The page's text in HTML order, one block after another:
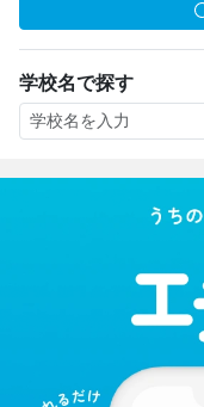
学校名で探す